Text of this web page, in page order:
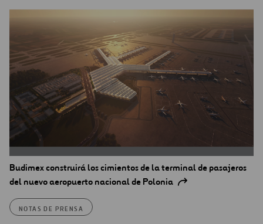
Budimex construirá los cimientos de la terminal de pasajeros
del nuevo aeropuerto nacional de Polonia
NOTAS DE PRENSA